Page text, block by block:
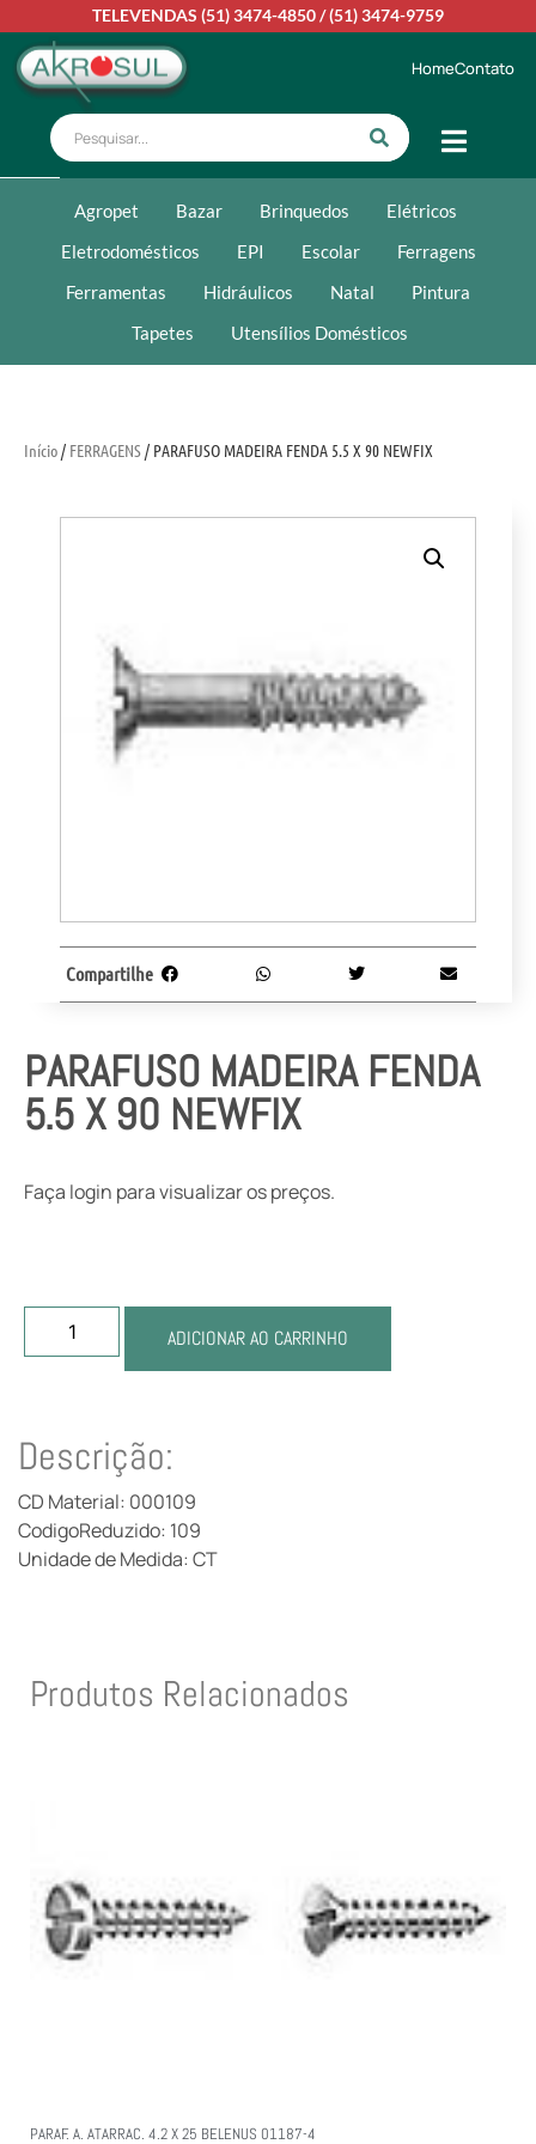
TELEVENDAS (51) 3474-4850/(51) 3474-9759
HomeContato
Agropet Bazar Brinquedos
Elétricos
Eletrodomésticos
EPI Escolar
Ferragens
Ferramentas
Hidráulicos Natal
Pintura
Tapetes
Utensílios Domésticos
Início/ FERRAGENS/ PARAFUSO MADEIRA FENDA 5.5 X 90 NEWFIX
PARAFUSO MADEIRA FENDA
5.5 X 90 NEWFIX
Faça login para visualizar os preços.
ADICIONAR AO CARRINHO
Compartilhe
Descrição:
CD Material: 000109
CodigoReduzido: 109
Unidade de Medida: CT
Produtos Relacionados
PARAF. A. ATARRAC. 4.2 X 25 BELENUS 01187-4